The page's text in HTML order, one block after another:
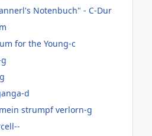
Notenbuch" - C-Dur
for the Young-c
d
strumpf verlorn-g